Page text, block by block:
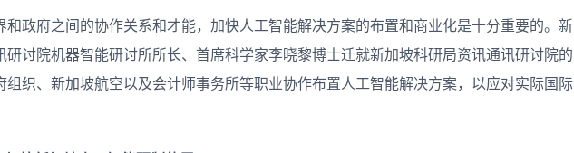
和政府之间的协作关系和才能，加快人工智能解决方案的布置和商业化是十分重要的。新
研讨院机器智能研讨所所长、首席科学家李晓黎博士迁就新加坡科研局资讯通讯研讨院的
组织、新加坡航空以及会计师事务所等职业协作布置人工智能解决方案，以应对实际国际